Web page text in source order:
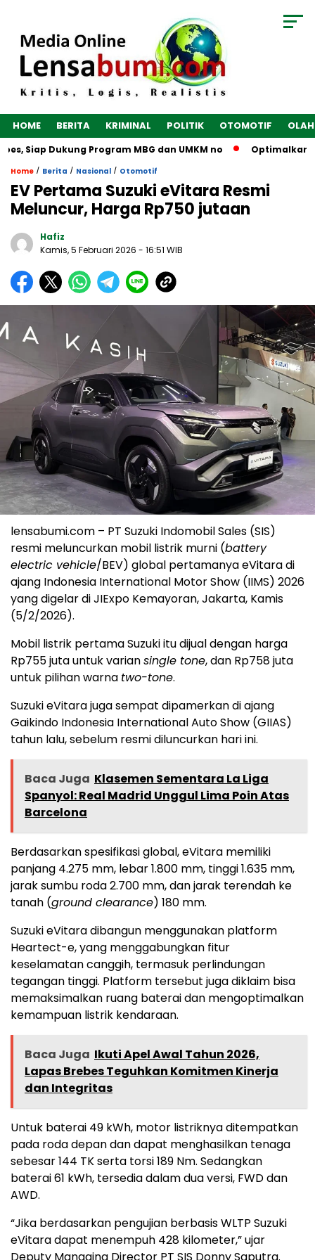
HOME BERITA KRIMINAL POLITIK OTOMOTIF
Siap Dukung Program MBG dan UMKM no Optimalkan
Home / Berita / Nasional / Otomotif
EV Pertama Suzuki eVitara Resmi
Meluncur, Harga Rp750 jutaan
Hafiz
Kamis, 5 Februari 2026 - 16:51 WIB
lensabumi.com – PT Suzuki Indomobil Sales (SIS)
resmi meluncurkan mobil listrik murni (battery
electric vehicle/BEV) global pertamanya eVitara di
ajang Indonesia International Motor Show (IIMS) 2026
yang digelar di JIExpo Kemayoran, Jakarta, Kamis
(5/2/2026).
Mobil listrik pertama Suzuki itu dijual dengan harga
Rp755 juta untuk variansingle tone, dan Rp758 juta
untuk pilihan warna two-tone.
Suzuki eVitara juga sempat dipamerkan di ajang
Gaikindo Indonesia International Auto Show (GIIAS)
tahun lalu, sebelum resmi diluncurkan hari ini.
Baca Juga Klasemen Sementara La Liga
Spanyol: Real Madrid Unggul Lima Poin Atas
Barcelona
Berdasarkan spesifikasi global, eVitara memiliki
panjang 4.275 mm, lebar 1.800 mm, tinggi 1.635 mm,
jarak sumbu roda 2.700 mm, dan jarak terendah ke
tanah (ground clearance) 180 mm.
Suzuki eVitara dibangun menggunakan platform
Heartect-e, yang menggabungkan fitur
keselamatan canggih, termasuk perlindungan
tegangan tinggi. Platform tersebut juga diklaim bisa
memaksimalkan ruang baterai dan mengoptimalkan
kemampuan listrik kendaraan.
Baca Juga Ikuti Apel Awal Tahun 2026,
Lapas Brebes Teguhkan Komitmen Kinerja
dan Integritas
Untuk baterai 49 kWh, motor listriknya ditempatkan
pada roda depan dan dapat menghasilkan tenaga
sebesar 144 TK serta torsi 189 Nm. Sedangkan
baterai 61 kWh, tersedia dalam dua versi, FWD dan
AWD.
“Jika berdasarkan pengujian berbasis WLTP Suzuki
eVitara dapat menempuh 428 kilometer,” ujar